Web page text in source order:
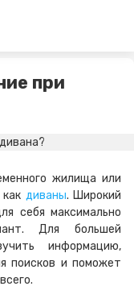
при
жилища или
диваны. Широкий
себя максимально
Для большей
информацию,
поисков и поможет